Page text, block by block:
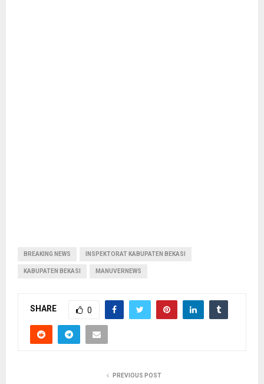
BREAKING NEWS INSPEKTORAT KABUPATEN BEKASI
KABUPATEN BEKASI MANUVERNEWS
SHARE 0
PREVIOUS POST